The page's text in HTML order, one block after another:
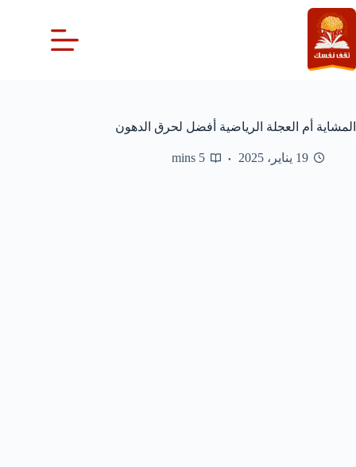
التجاوز
إلى
المحتوى
المشاية أم العجلة الرياضية أفضل لحرق الدهون
19 يناير، 2025 5 mins